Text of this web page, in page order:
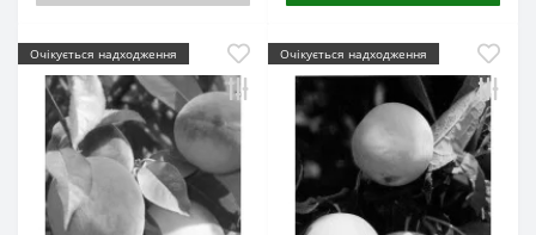
Очікується надходження Очікується надходження